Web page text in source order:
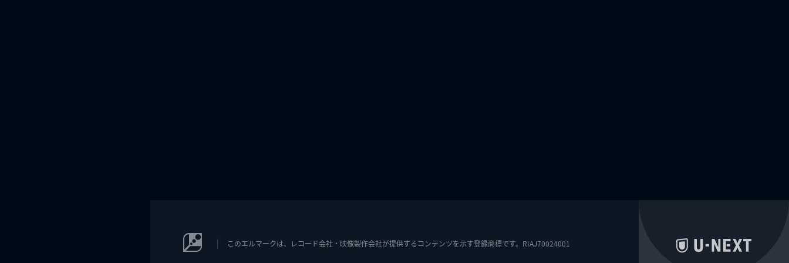
このエルマークは、レコード会社・映像製作会社が提供するコンテンツを示す登録商標です。RIAJ70024001